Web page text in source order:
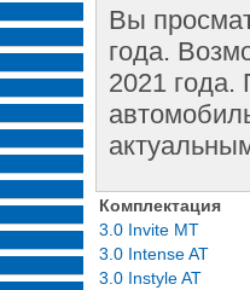
Вы
года.
2021 года.
Комплектация
3.0 Invite MT
3.0 Intense AT
3.0 Instyle AT